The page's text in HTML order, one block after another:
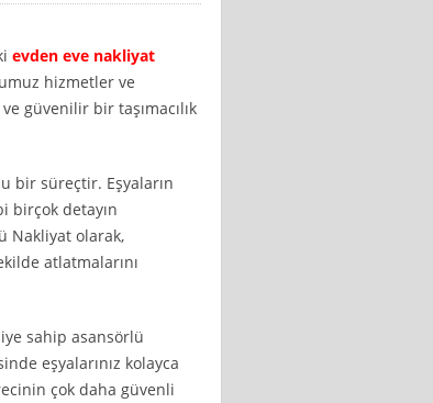
evden eve nakliyat
hizmetler ve
güvenilir bir taşımacılık
bir süreçtir. Eşyaların
birçok detayın
Nakliyat olarak,
atlatmalarını
sahip asansörlü
eşyalarınız kolayca
çok daha güvenli